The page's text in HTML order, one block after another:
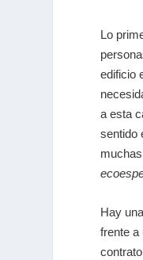
Lo
edificio
a esta
sentido
Hay
frente a